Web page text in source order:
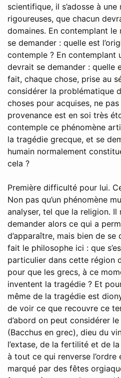
scientifique, il s’adosse à
rigoureuses, que chacun
domaines. En contemplant le
se demander : quelle est
contemple ? En contemplant
devrait se demander : quelle
fait, chaque chose, prise au
considérer la problématique
choses pour acquises, ne
provenance est en soi très
contemple ce phénomène
la tragédie grecque, et se
humain normalement
cela ?
Première difficulté pour lui.
Non pas qu’un phénomène
analyser, tel que la religion. Il
demander alors ce qui a
d’apparaître, mais bien de se
fait le philosophe ici : que
particulier dans cette région
pour que les grecs, à ce
inventent la tragédie ? Et
même de la tragédie est
de voir ce que recouvre ce
d’abord on peut considérer
(Bacchus en grec), dieu du
l’extase, de la fertilité et de
à tout ce qui renverse
marqué par des fêtes